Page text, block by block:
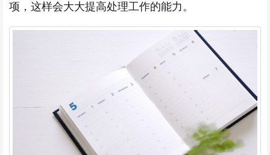
项，这样会大大提高处理工作的能力。